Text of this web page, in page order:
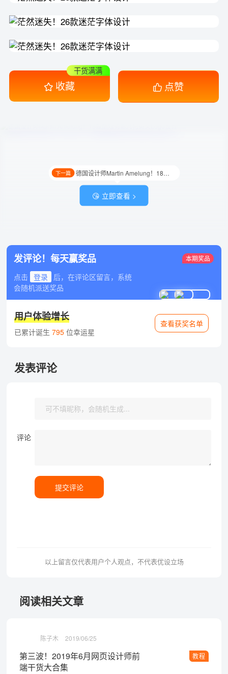
收藏
干货满满
点赞
😘 立即查看 >
下一篇 德国设计师Martin Amelung！18款酷炫剪影几何英文Logo设计
发评论！每天赢奖品
点击 登录
后，在评论区留言，系统
会随机派送奖品
本期奖品
用户体验增长
已累计诞生 795位幸运星
查看获奖名单
发表评论
评论
提交评论
以上留言仅代表用户个人观点，不代表优设立场
阅读相关文章
陈子木 2019/06/25
教程
第三波！2019年6月网页设计师前
端干货大合集